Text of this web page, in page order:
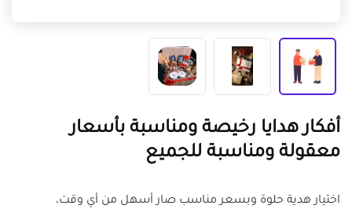
أفكار هدايا رخيصة ومناسبة بأسعار
معقولة ومناسبة للجميع
اختيار هدية حلوة وبسعر مناسب صار أسهل من أي وقت،